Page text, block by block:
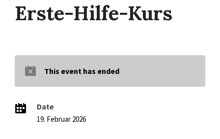
Erste-Hilfe-Kurs
This event has ended
Date
19. Februar 2026